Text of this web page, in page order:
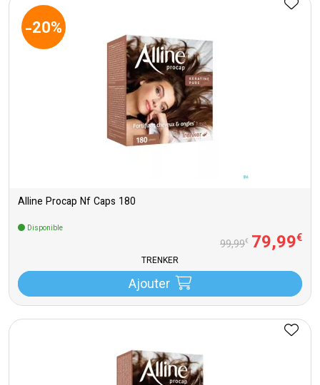
-20%
Alline Procap Nf Caps 180
Disponible
99,99€ 79,99€
TRENKER
Ajouter